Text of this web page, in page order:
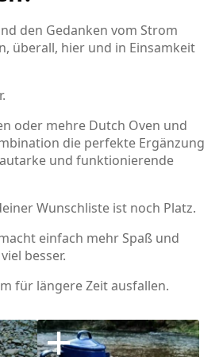
den Gedanken vom Strom
überall, hier und in Einsamkeit
oder mehre Dutch Oven und
die perfekte Ergänzung
und funktionierende
Wunschliste ist noch Platz.
einfach mehr Spaß und
besser.
für längere Zeit ausfallen.